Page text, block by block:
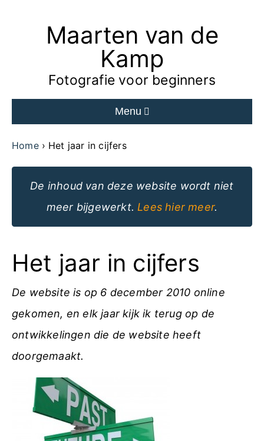
Maarten van de
Kamp
Fotografie voor beginners
Menu
Home Het jaar in cijfers
De inhoud van deze website wordt niet
meer bijgewerkt. Lees hier meer.
Het jaar in cijfers
De website is op 6 december 2010 online
gekomen, en elk jaar kijk ik terug op de
ontwikkelingen die de website heeft
doorgemaakt.